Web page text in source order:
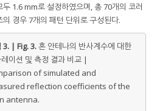
1.6 mm로 설정하였으며, 총 70개의 코러
경우 7개의 패턴 단위로 구성된다.
3. | Fig. 3.혼 안테나의 반사계수에 대한
이션 및 측정 결과 비교 |
of simulated and
reflection coefficients of the
antenna.